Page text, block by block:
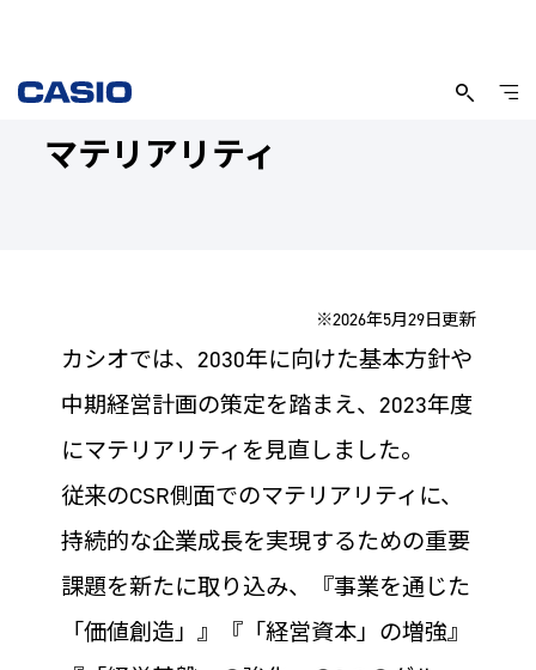
マテリアリティ
※2026年5月29日更新
カシオでは、2030年に向けた基本方針や
中期経営計画の策定を踏まえ、2023年度
にマテリアリティを見直しました。
従来のCSR側面でのマテリアリティに、
持続的な企業成長を実現するための重要
課題を新たに取り込み、『事業を通じた
「価値創造」』『「経営資本」の増強』